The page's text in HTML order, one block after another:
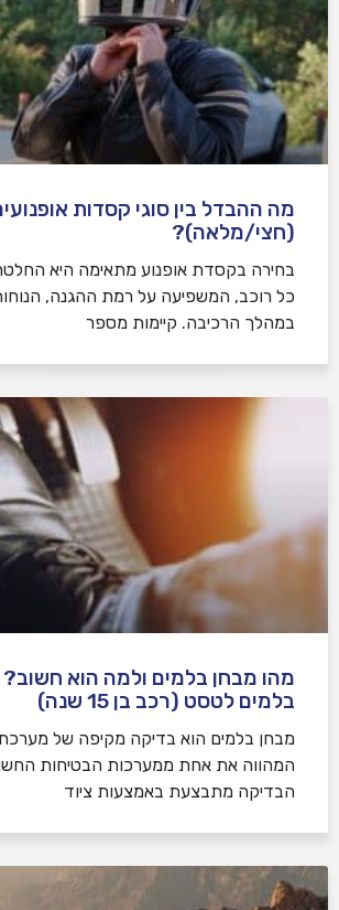
מה ההבדל בין סוגי קסדות
(חצי/מלאה)?
בחירה בקסדת אופנוע מתאימה היא
כל רוכב, המשפיעה על רמת ההגנה,
במהלך הרכיבה. קיימות מספר
מהו מבחן בלמים ולמה הוא חשוב?
בלמים לטסט (רכב בן 15 שנה)
מבחן בלמים הוא בדיקה מקיפה של
המהווה את אחת ממערכות הבטיחות
הבדיקה מתבצעת באמצעות ציוד